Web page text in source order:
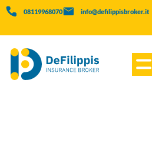
08119968070 info@defilippisbroker.it